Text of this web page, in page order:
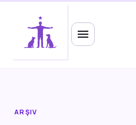
menu
Ruhsal Enerji
ARŞIV